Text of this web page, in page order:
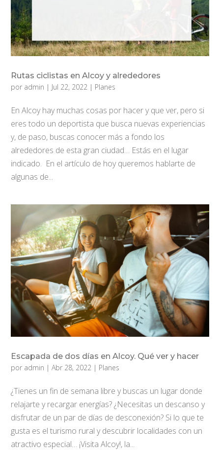
Rutas ciclistas en Alcoy y alrededores
por admin | Jul 22, 2022 | Planes
En Alcoy hay muchas cosas por hacer y que ver, pero si
eres todo un deportista que busca nuevas experiencias
y, de paso, buscas conocer más a fondo los
alrededores de esta gran ciudad… Estás en el lugar
indicado. En el artículo de hoy queremos hablarte de
algunas de...
Escapada de dos días en Alcoy. Qué ver y hacer
por admin |Abr 28, 2022 | Planes
¿Tienes un fin de semana libre y buscas un lugar donde
relajarte y recargar energías? ¿Necesitas un descanso y
disfrutar de un par de días de desconexión? Si lo que te
gusta es el turismo rural y descubrir localidades con un
atractivo especial… ¡Visita Alcoy!, la...